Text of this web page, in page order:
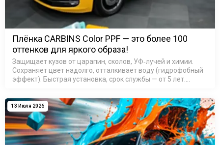
Плёнка CARBINS Color PPF — это более 100
оттенков для яркого образа!
Защищает кузов от царапин, сколов, УФ‑лучей и химии.
Сохраняет цвет надолго, отталкивает воду (гидрофобный
эффект). Быстрая установка, срок службы — от 5 лет.
Подробн…
13 Июля 2026